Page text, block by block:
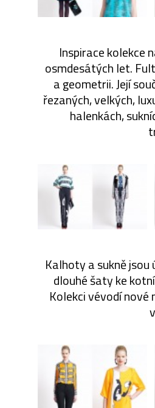
Inspirace kolekce
osmdesátých let.
a geometrii. Její
řezaných, velkých,
halenkách,
Kalhoty a sukně
dlouhé šaty ke
Kolekci vévodí